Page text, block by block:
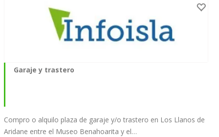
Garaje y trastero
Compro o alquilo plaza de garaje y/o trastero en Los Llanos de
Aridane entre el Museo Benahoarita y el…